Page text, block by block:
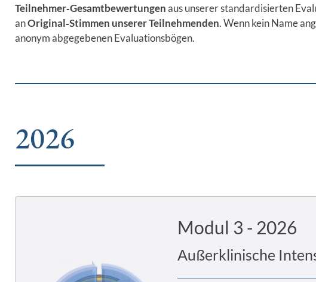
Teilnehmer‑Gesamtbewertungenaus unserer standardisierten
anOriginal‑Stimmen unserer Teilnehmenden. Wenn kein Name
anonym abgegebenen Evaluationsbögen.
2026
Modul 3 - 2026
Außerklinische